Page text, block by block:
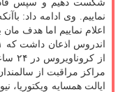
شکست دهیم و سپس قادر
نماییم. وی ادامه داد:
اعلام نماییم اما هدف
از
مراکز مراقبت از
ایالت همسایه